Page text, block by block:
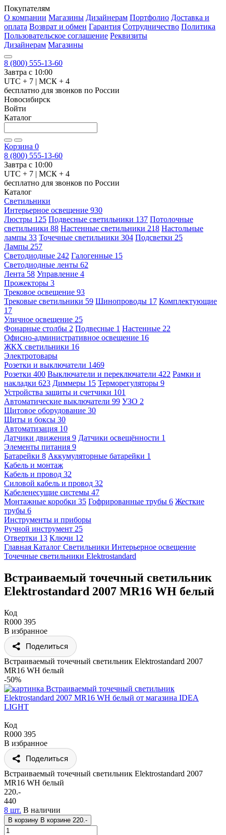
Покупателям
О компании Магазины Дизайнерам Портфолио Доставка и
оплата Возврат и обмен Гарантия Сотрудничество Политика
Пользовательское соглашение Реквизиты
Дизайнерам Магазины
8 (800) 555-13-60
Завтра с 10:00
UTC + 7 | МСК + 4
бесплатно для звонков по России
Новосибирск
Войти
Каталог
Корзина 0
8 (800) 555-13-60
Завтра с 10:00
UTC + 7 | МСК + 4
бесплатно для звонков по России
Каталог
Светильники
Интерьерное освещение 930
Люстры 125 Подвесные светильники 137 Потолочные
светильники 88 Настенные светильники 218 Настольные
лампы 33 Точечные светильники 304 Подсветки 25
Лампы 257
Светодиодные 242 Галогенные 15
Светодиодные ленты 62
Лента 58 Управление 4
Прожекторы 3
Трековое освещение 93
Трековые светильники 59 Шинопроводы 17 Комплектующие
17
Уличное освещение 25
Фонарные столбы 2 Подвесные 1 Настенные 22
Офисно-административное освещение 16
ЖКХ светильники 16
Электротовары
Розетки и выключатели 1469
Розетки 400 Выключатели и переключатели 422 Рамки и
накладки 623 Диммеры 15 Терморегуляторы 9
Устройства защиты и счетчики 101
Автоматические выключатели 99 УЗО 2
Щитовое оборудование 30
Щиты и боксы 30
Автоматизация 10
Датчики движения 9 Датчики освещённости 1
Элементы питания 9
Батарейки 8 Аккумуляторные батарейки 1
Кабель и монтаж
Кабель и провод 32
Силовой кабель и провод 32
Кабеленесущие системы 47
Монтажные коробки 35 Гофрированные трубы 6 Жесткие
трубы 6
Инструменты и приборы
Ручной инструмент 25
Отвертки 13 Ключи 12
Главная Каталог Светильники Интерьерное освещение
Точечные светильники Elektrostandard
Встраиваемый точечный светильник
Elektrostandard 2007 MR16 WH белый
Код
R000 395
В избранное
Поделиться
Встраиваемый точечный светильник Elektrostandard 2007
MR16 WH белый
-50%
Код
R000 395
В избранное
Поделиться
Встраиваемый точечный светильник Elektrostandard 2007
MR16 WH белый
220.-
440
8 шт. В наличии
В корзину В корзине 220.-